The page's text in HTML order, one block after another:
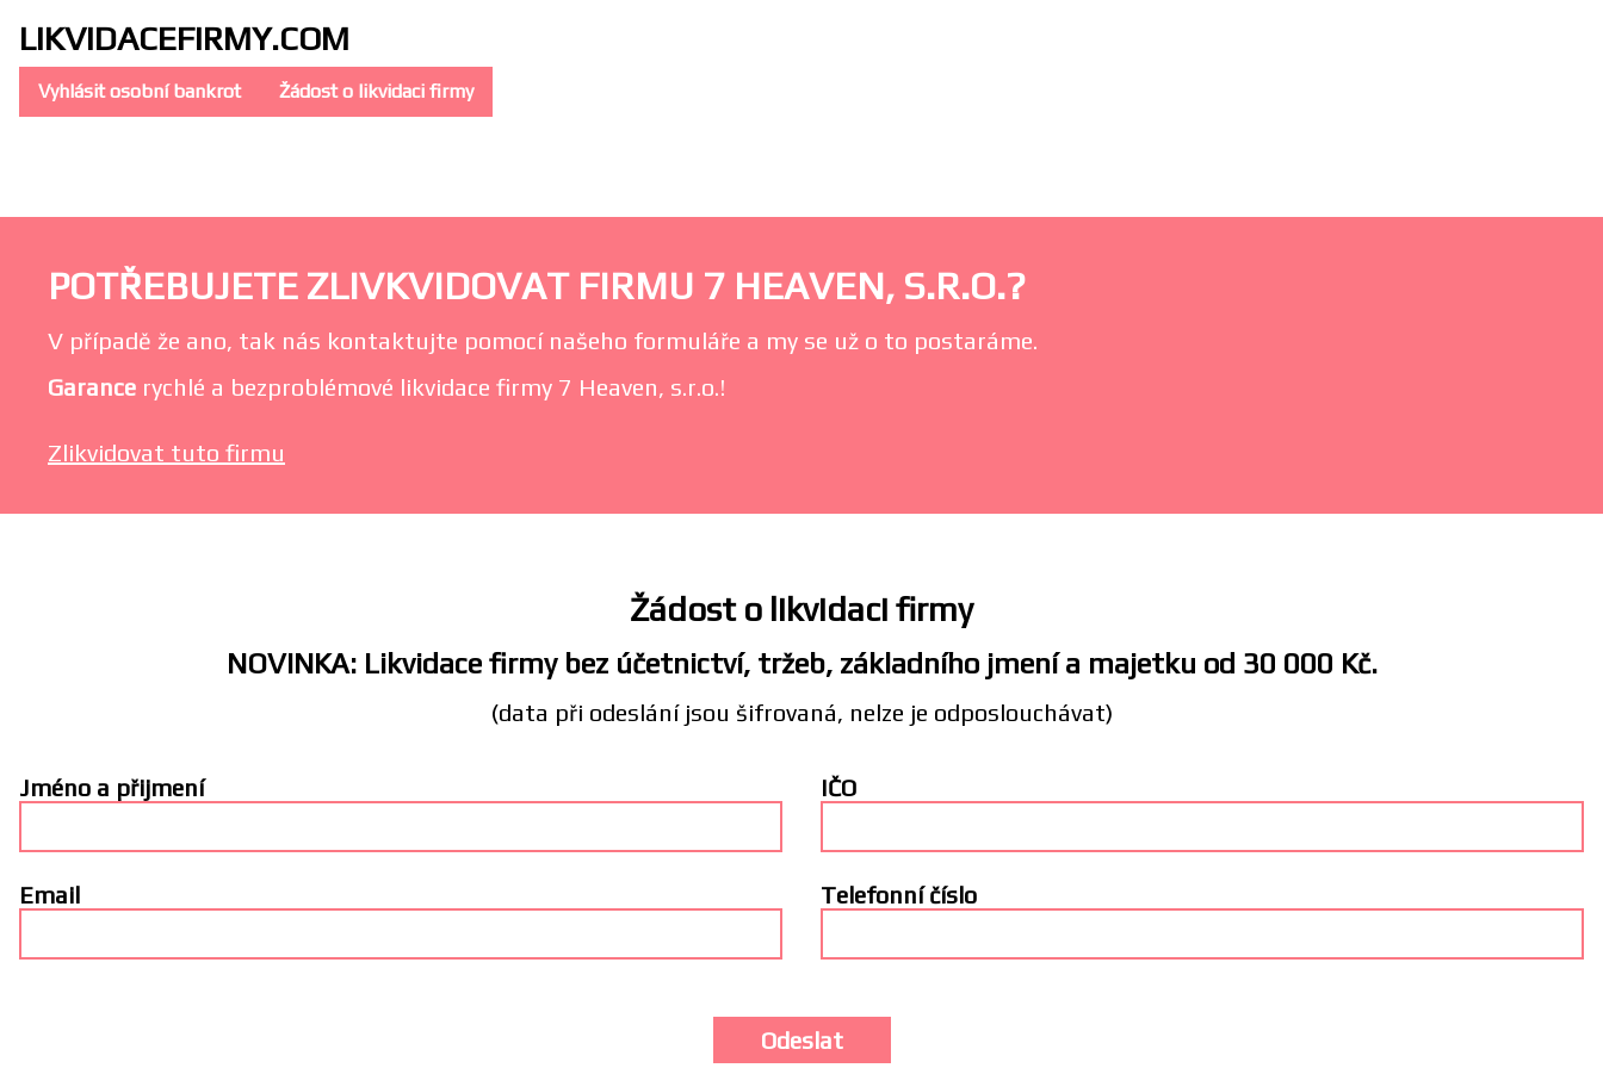
LIKVIDACEFIRMY.COM
Vyhlásit osobní bankrot Žádost o likvidaci firmy
POTŘEBUJETE ZLIVKVIDOVAT FIRMU 7 HEAVEN, S.R.O.?
V případě že ano, tak nás kontaktujte pomocí našeho formuláře a my se už o to postaráme.
Garance rychlé a bezproblémové likvidace firmy 7 Heaven, s.r.o.!
Zlikvidovat tuto firmu
Žádost o likvidaci firmy
NOVINKA: Likvidace firmy bez účetnictví, tržeb, základního jmení a majetku od 30 000 Kč.
(data při odeslání jsou šifrovaná, nelze je odposlouchávat)
Jméno a přijmení IČO
Email Telefonní číslo
Odeslat